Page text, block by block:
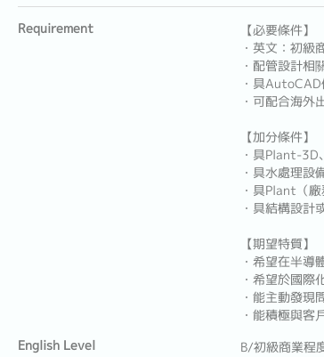
Requirement
【必要條件】
・英文：初級
・配管設計相
・具
・可配合海外
【加分條件】
・具Plant-
・具水處理設
・具Plant（
・具結構設計
【期望特質】
・希望在半導
・希望於國際
・能主動發現
・能積極與客
English Level
B/初級商業程